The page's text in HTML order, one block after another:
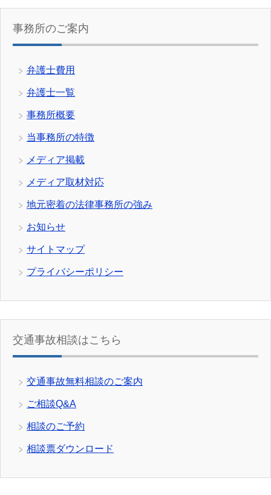
事務所のご案内
弁護士費用
弁護士一覧
事務所概要
当事務所の特徴
メディア掲載
メディア取材対応
地元密着の法律事務所の強み
お知らせ
サイトマップ
プライバシーポリシー
交通事故相談はこちら
交通事故無料相談のご案内
ご相談Q&A
相談のご予約
相談票ダウンロード